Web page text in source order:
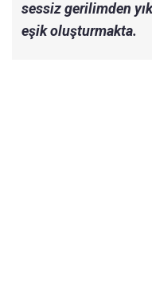
sessiz gerilimden
eşik oluşturmakta.